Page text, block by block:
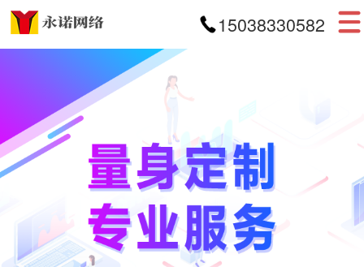
15038330582
首页
APP开发
小程序开发
案例展示
新闻资讯